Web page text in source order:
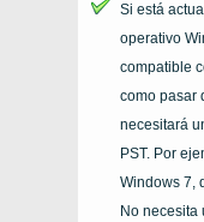
Si está
operativo
compatible
como pasar
necesitará
PST. Por
Windows 7,
No necesita